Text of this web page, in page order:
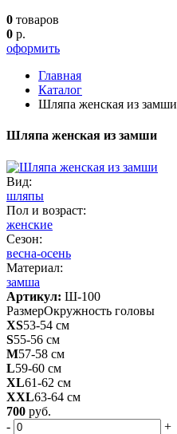
0 товаров
0 р.
оформить
Главная
Каталог
Шляпа женская из замши
Шляпа женская из замши
Вид:
шляпы
Пол и возраст:
женские
Сезон:
весна-осень
Материал:
замша
Артикул: Ш-100
РазмерОкружность головы
XS53-54 см
S55-56 см
M57-58 см
L59-60 см
XL61-62 см
XXL63-64 см
700 руб.
-
+